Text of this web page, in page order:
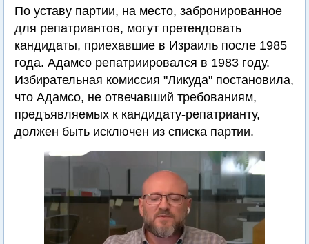
По уставу партии, на место, забронированное
для репатриантов, могут претендовать
кандидаты, приехавшие в Израиль после 1985
года. Адамсо репатриировался в 1983 году.
Избирательная комиссия "Ликуда" постановила,
что Адамсо, не отвечавший требованиям,
предъявляемых к кандидату-репатрианту,
должен быть исключен из списка партии.